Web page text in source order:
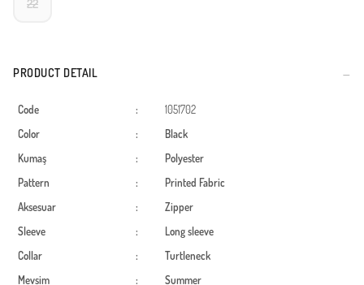
22
PRODUCT DETAIL
Code :
1051702
Color
:
Black
Kumaş
:
Polyester
Pattern
:
Printed Fabric
Aksesuar
:
Zipper
Sleeve
:
Long sleeve
Collar
:
Turtleneck
Mevsim
:
Summer